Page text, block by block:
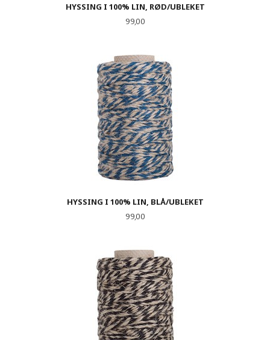
HYSSING I 100% LIN, RØD/UBLEKET
Pris
99,00
HYSSING I 100% LIN, BLÅ/UBLEKET
Pris
99,00